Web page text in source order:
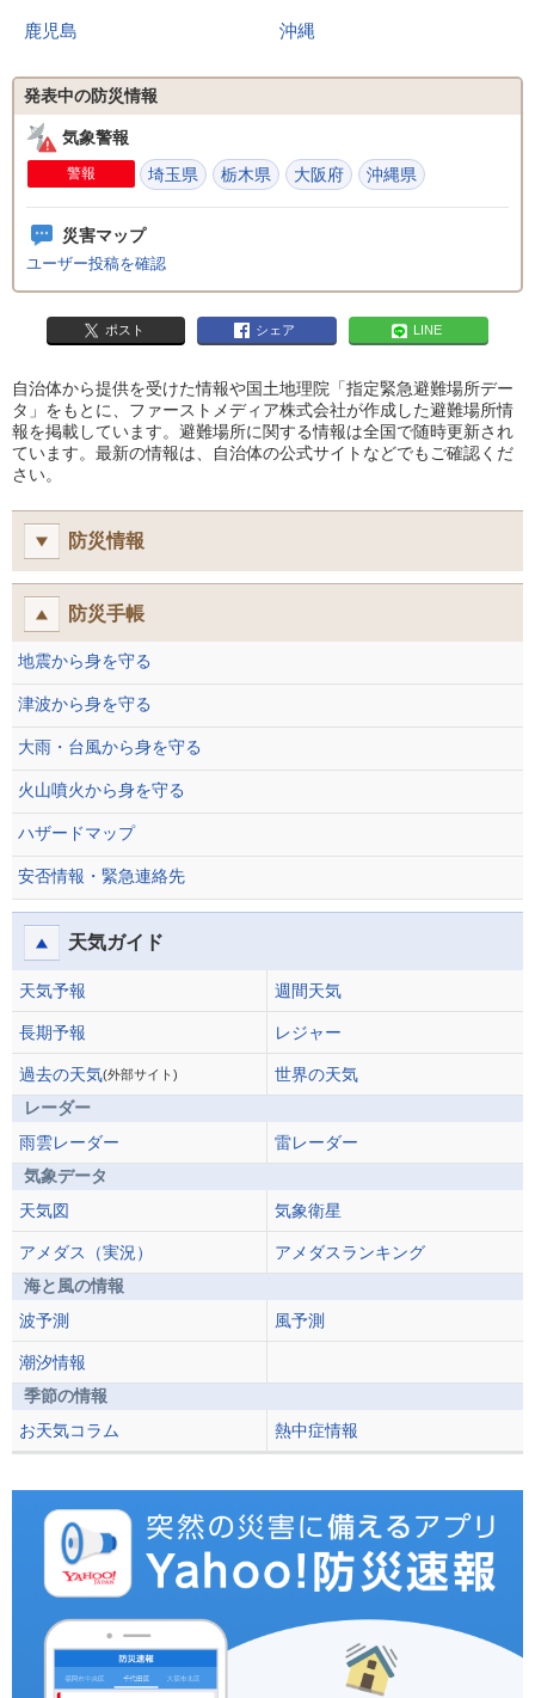
鹿児島 沖縄
発表中の防災情報
気象警報
警報 埼玉県 栃木県 大阪府 沖縄県
災害マップ
ユーザー投稿を確認
ポスト シェア LINE
自治体から提供を受けた情報や国土地理院「指定緊急避難場所デー
タ」をもとに、ファーストメディア株式会社が作成した避難場所情
報を掲載しています。避難場所に関する情報は全国で随時更新され
ています。最新の情報は、自治体の公式サイトなどでもご確認くだ
さい。
防災情報
防災手帳
地震から身を守る
津波から身を守る
大雨・台風から身を守る
火山噴火から身を守る
ハザードマップ
安否情報・緊急連絡先
天気ガイド
天気予報 週間天気
長期予報 レジャー
過去の天気(外部サイト)
世界の天気
レーダー
雨雲レーダー
雷レーダー
気象データ
天気図
気象衛星
アメダス（実況）
アメダスランキング
海と風の情報
波予測
風予測
潮汐情報
季節の情報
お天気コラム
熱中症情報